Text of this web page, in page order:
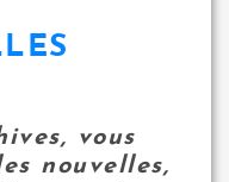
vous
nouvelles,